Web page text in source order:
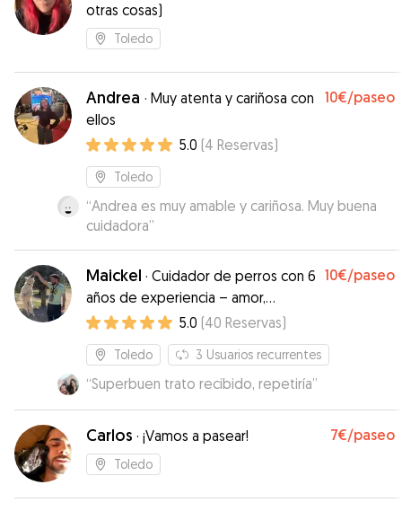
otras cosas)
Toledo
Andrea · Muy atenta y cariñosa con
ellos
10€/paseo
5.0 (4 Reservas)
Toledo
“Andrea es muy amable y cariñosa. Muy buena
cuidadora”
Maickel · Cuidador de perros con 6
años de experiencia – amor,
cuidado y compañía para tu mejor
amig
10€/paseo
5.0 (40 Reservas)
Toledo 3 Usuarios recurrentes
“Superbuen trato recibido, repetiría”
Carlos · ¡Vamos a pasear! 7€/paseo
Toledo